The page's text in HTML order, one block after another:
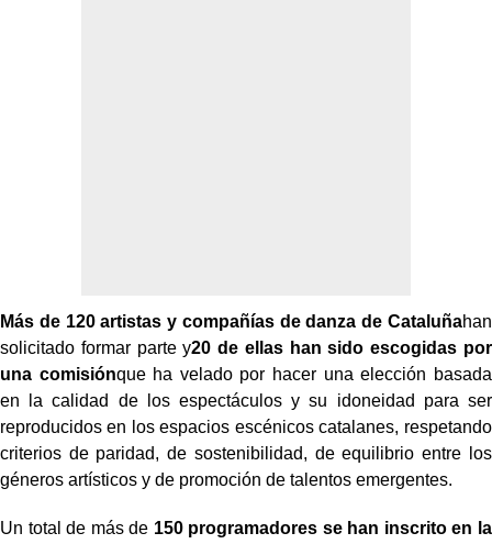
Más de 120 artistas y compañías de danza de Cataluñahan
solicitado formar parte y20 de ellas han sido escogidas por
una comisiónque ha velado por hacer una elección basada
en la calidad de los espectáculos y su idoneidad para ser
reproducidos en los espacios escénicos catalanes, respetando
criterios de paridad, de sostenibilidad, de equilibrio entre los
géneros artísticos y de promoción de talentos emergentes.
Un total de más de 150 programadores se han inscrito en la